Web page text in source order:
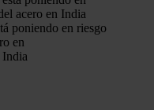
poniendo en riesgo
en